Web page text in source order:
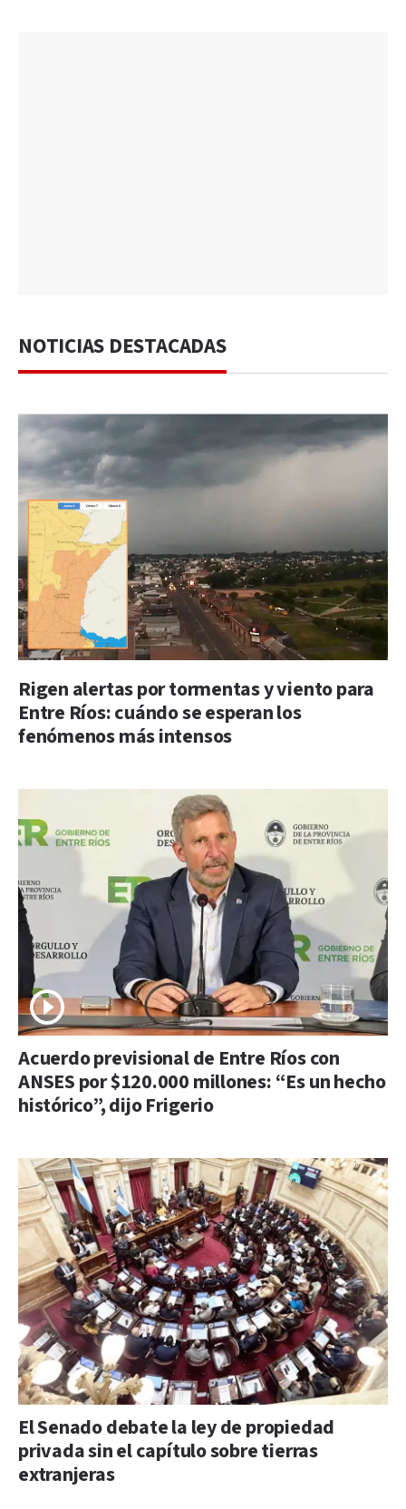
NOTICIAS DESTACADAS
Rigen alertas por tormentas y viento para
Entre Ríos: cuándo se esperan los
fenómenos más intensos
Acuerdo previsional de Entre Ríos con
ANSES por $120.000 millones: “Es un hecho
histórico”, dijo Frigerio
El Senado debate la ley de propiedad
privada sin el capítulo sobre tierras
extranjeras